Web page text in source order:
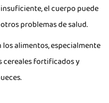
el cuerpo puede
problemas de salud.
alimentos, especialmente
cereales fortificados y